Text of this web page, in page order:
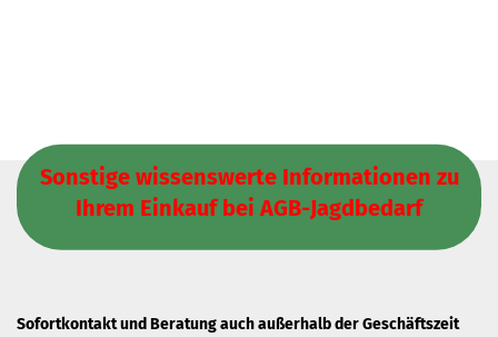
Sonstige wissenswerte Informationen zu
Ihrem Einkauf bei AGB-Jagdbedarf
Sofortkontakt und Beratung auch außerhalb der Geschäftszeit